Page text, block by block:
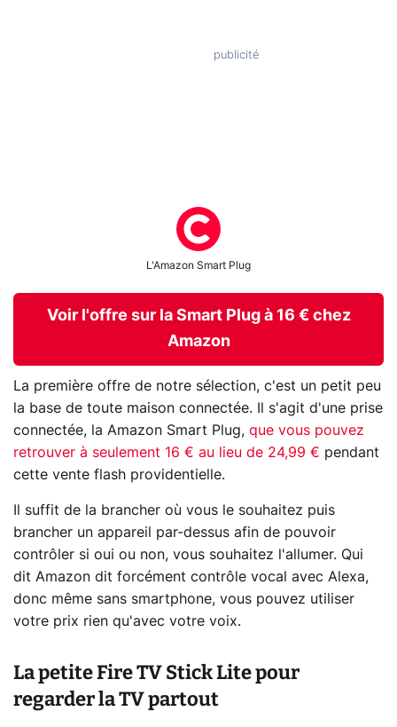
L'Amazon Smart Plug
Voir l'offre sur la Smart Plug à 16 € chez
Amazon
La première offre de notre sélection, c'est un petit peu
la base de toute maison connectée. Il s'agit d'une prise
connectée, la Amazon Smart Plug, que vous pouvez
retrouver à seulement 16 € au lieu de 24,99 € pendant
cette vente flash providentielle.
Il suffit de la brancher où vous le souhaitez puis
brancher un appareil par-dessus afin de pouvoir
contrôler si oui ou non, vous souhaitez l'allumer. Qui
dit Amazon dit forcément contrôle vocal avec Alexa,
donc même sans smartphone, vous pouvez utiliser
votre prix rien qu'avec votre voix.
La petite Fire TV Stick Lite pour
regarder la TV partout